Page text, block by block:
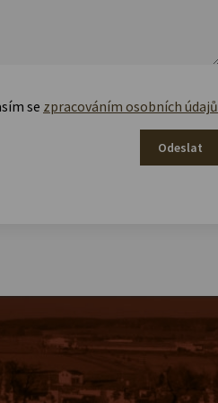
se zpracováním osobních údajů
Odeslat